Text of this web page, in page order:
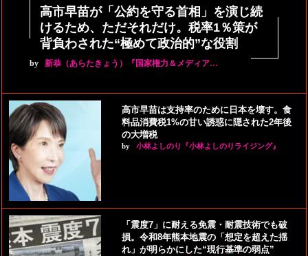
高市早苗が「公約を守る首相」を演じ続
けるため、ただそれだけ。税率1％策が
背負わされた“極めて政治的”な役割
by 新恭（あらたきょう）『国家権力＆メディア…
高市早苗は支持率のために日本を壊す。食
料品消費税1%の甘い誘惑に隠された2年後
の大増税
by 小林よしのり『小林よしのりライジング』
「震度7」に耐える免震・耐震技術でも破
損。令和8年熊本地震の「想定を超えた揺
れ」が明らかにした“現行基準の弱点”